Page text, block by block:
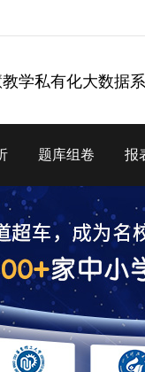
学私有化大数据
题库组卷 报